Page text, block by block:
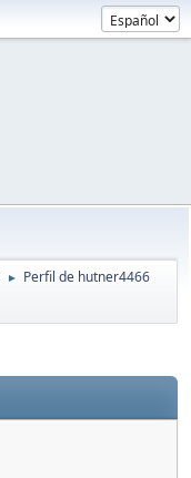
► Perfil de hutner4466